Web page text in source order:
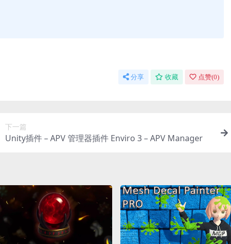
分享 收藏 点赞(0)
下一篇
Unity插件 – APV 管理器插件 Enviro 3 – APV Manager